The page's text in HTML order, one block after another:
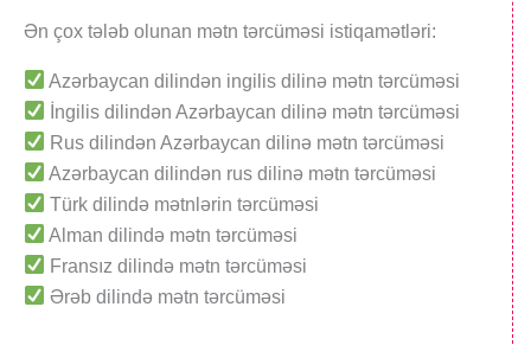
Ən çox tələb olunan mətn tərcüməsi istiqamətləri:
Azərbaycan dilindən ingilis dilinə mətn tərcüməsi
İngilis dilindən Azərbaycan dilinə mətn tərcüməsi
Rus dilindən Azərbaycan dilinə mətn tərcüməsi
Azərbaycan dilindən rus dilinə mətn tərcüməsi
Türk dilində mətnlərin tərcüməsi
Alman dilində mətn tərcüməsi
Fransız dilində mətn tərcüməsi
Ərəb dilində mətn tərcüməsi